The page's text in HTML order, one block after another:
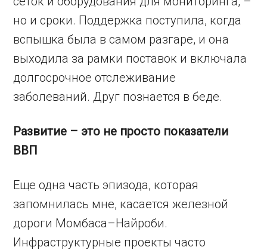
но и сроки. Поддержка поступила, когда
вспышка была в самом разгаре, и она
выходила за рамки поставок и включала
долгосрочное отслеживание
заболеваний. Друг познается в беде.
Развитие – это не просто показатели
ВВП
Еще одна часть эпизода, которая
запомнилась мне, касается железной
дороги Момбаса–Найроби.
Инфраструктурные проекты часто